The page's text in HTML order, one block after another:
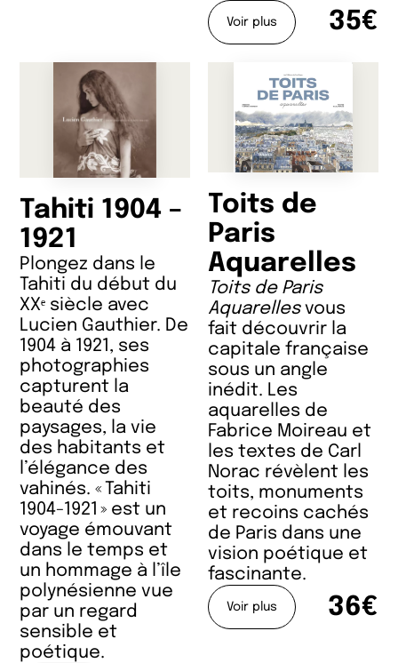
Voir plus 35€
Tahiti 1904 –
1921
Plongez dans le
Tahiti du début du
XXᵉ siècle avec
Lucien Gauthier. De
1904 à 1921, ses
photographies
capturent la
beauté des
paysages, la vie
des habitants et
l’élégance des
vahinés. « Tahiti
1904-1921 » est un
voyage émouvant
dans le temps et
un hommage à l’île
polynésienne vue
par un regard
sensible et
poétique.
Toits de
Paris
Aquarelles
Toits de Paris
Aquarellesvous
fait découvrir la
capitale française
sous un angle
inédit. Les
aquarelles de
Fabrice Moireau et
les textes de Carl
Norac révèlent les
toits, monuments
et recoins cachés
de Paris dans une
vision poétique et
fascinante.
Voir plus 36€